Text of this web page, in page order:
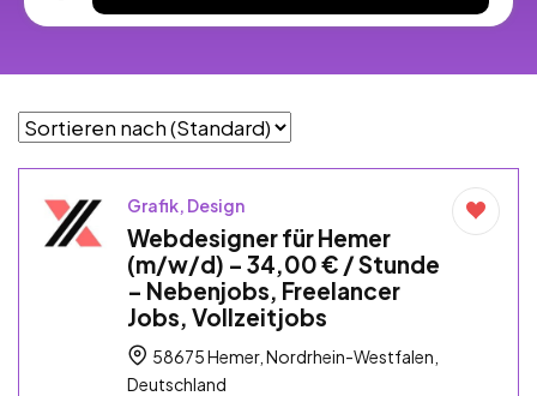
Grafik, Design
Webdesigner für Hemer
(m/w/d) – 34,00 € / Stunde
– Nebenjobs, Freelancer
Jobs, Vollzeitjobs
58675 Hemer, Nordrhein-Westfalen,
Deutschland